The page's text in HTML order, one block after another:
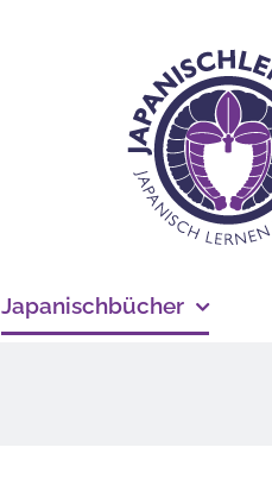
Japanischbücher